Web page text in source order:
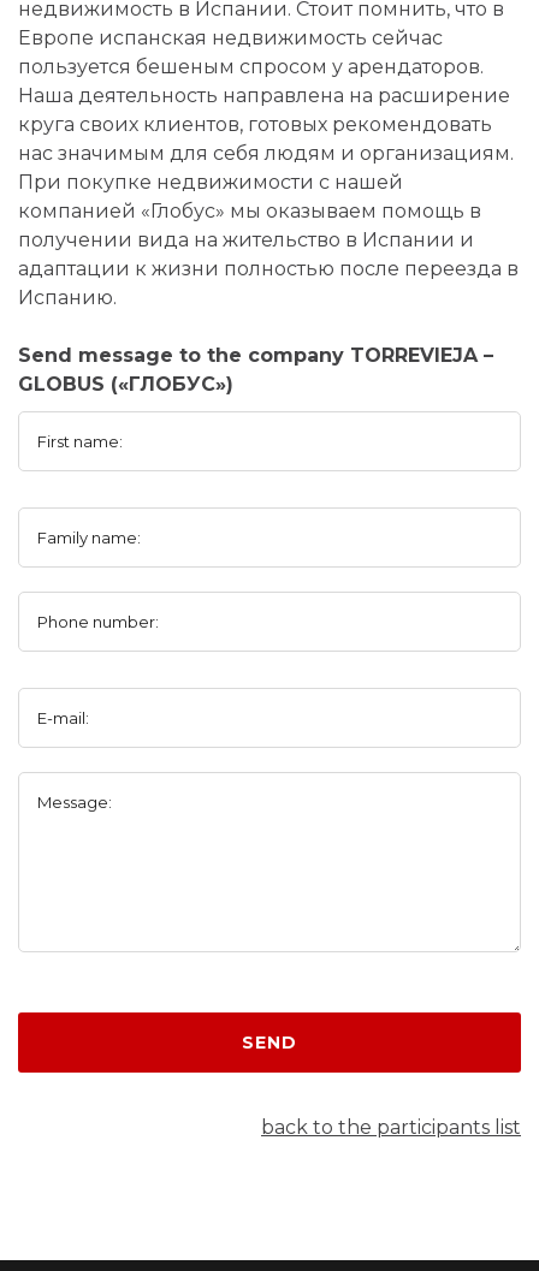
недвижимость в Испании. Стоит помнить, что в
Европе испанская недвижимость сейчас
пользуется бешеным спросом у арендаторов.
Наша деятельность направлена на расширение
круга своих клиентов, готовых рекомендовать
нас значимым для себя людям и организациям.
При покупке недвижимости с нашей
компанией «Глобус» мы оказываем помощь в
получении вида на жительство в Испании и
адаптации к жизни полностью после переезда в
Испанию.
Send message to the company TORREVIEJA –
GLOBUS («ГЛОБУС»)
First name:
Family name:
Phone number:
E-mail:
Message:
SEND
back to the participants list